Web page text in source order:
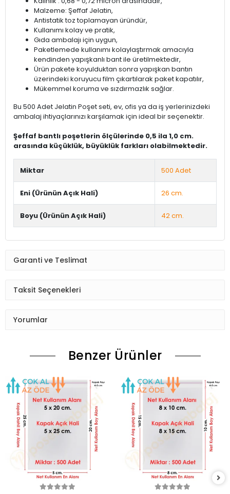
Malzeme: Şeffaf Jelatin,
Antistatik toz toplamayan üründür,
Kullanımı kolay ve pratik,
Gıda ambalajı için uygun,
Paketlemede kullanımı kolaylaştırmak amacıyla
kendinden yapışkanlı bant ile üretilmektedir,
Ürün pakete koyulduktan sonra yapışkan bantın
üzerindeki koruyucu film çıkartılarak paket kapatılır,
Mükemmel koruma ve sızdırmazlık sağlar.
Bu 500 Adet Jelatin Poşet seti, ev, ofis ya da iş yerlerinizdeki
ambalaj ihtiyaçlarınızı karşılamak için ideal bir seçenektir.
Şeffaf bantlı poşetlerin ölçülerinde 0,5 ila 1,0 cm.
arasında küçüklük, büyüklük farkları olabilmektedir.
Miktar 500 Adet
Eni (Ürünün Açık Hali) 26 cm.
Boyu (Ürünün Açık Hali) 42 cm.
Garanti ve Teslimat
Taksit Seçenekleri
Yorumlar
Benzer Ürünler